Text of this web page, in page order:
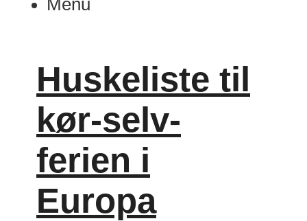
Menu
Huskeliste til
kør-selv-
ferien i
Europa